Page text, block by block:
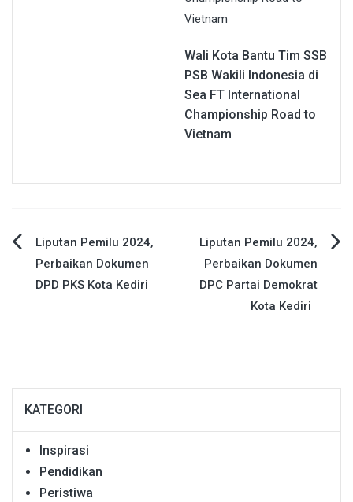
Wali Kota Bantu Tim SSB
PSB Wakili Indonesia di
Sea FT International
Championship Road to
Vietnam
Navigasi
pos
Liputan Pemilu 2024,
Perbaikan Dokumen
DPD PKS Kota Kediri
Liputan Pemilu 2024,
Perbaikan Dokumen
DPC Partai Demokrat
Kota Kediri
KATEGORI
Inspirasi
Pendidikan
Peristiwa